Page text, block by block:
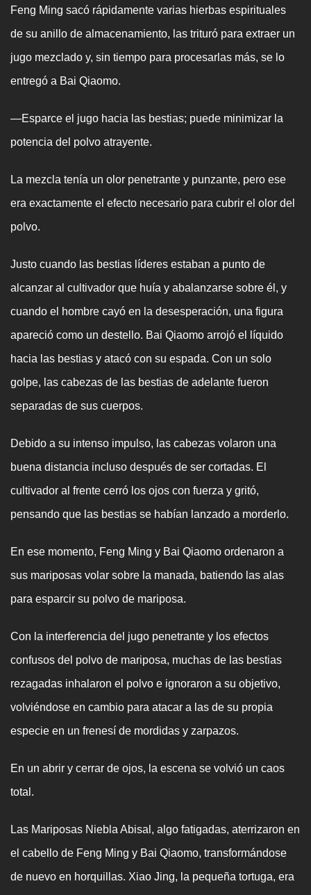
Feng Ming sacó rápidamente varias hierbas espirituales
de su anillo de almacenamiento, las trituró para extraer un
jugo mezclado y, sin tiempo para procesarlas más, se lo
entregó a Bai Qiaomo.
—Esparce el jugo hacia las bestias; puede minimizar la
potencia del polvo atrayente.
La mezcla tenía un olor penetrante y punzante, pero ese
era exactamente el efecto necesario para cubrir el olor del
polvo.
Justo cuando las bestias líderes estaban a punto de
alcanzar al cultivador que huía y abalanzarse sobre él, y
cuando el hombre cayó en la desesperación, una figura
apareció como un destello. Bai Qiaomo arrojó el líquido
hacia las bestias y atacó con su espada. Con un solo
golpe, las cabezas de las bestias de adelante fueron
separadas de sus cuerpos.
Debido a su intenso impulso, las cabezas volaron una
buena distancia incluso después de ser cortadas. El
cultivador al frente cerró los ojos con fuerza y gritó,
pensando que las bestias se habían lanzado a morderlo.
En ese momento, Feng Ming y Bai Qiaomo ordenaron a
sus mariposas volar sobre la manada, batiendo las alas
para esparcir su polvo de mariposa.
Con la interferencia del jugo penetrante y los efectos
confusos del polvo de mariposa, muchas de las bestias
rezagadas inhalaron el polvo e ignoraron a su objetivo,
volviéndose en cambio para atacar a las de su propia
especie en un frenesí de mordidas y zarpazos.
En un abrir y cerrar de ojos, la escena se volvió un caos
total.
Las Mariposas Niebla Abisal, algo fatigadas, aterrizaron en
el cabello de Feng Ming y Bai Qiaomo, transformándose
de nuevo en horquillas. Xiao Jing, la pequeña tortuga, era